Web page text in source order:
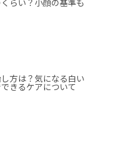
らい？小顔の基準も
方は？気になる白い
きるケアについて